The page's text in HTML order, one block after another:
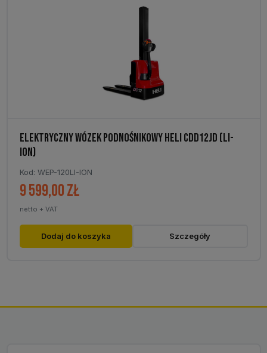
ELEKTRYCZNY WÓZEK PODNOŚNIKOWY HELI CDD12JD (LI-
ION)
Kod: WEP-120LI-ION
9 599,00zł
netto + VAT
Dodaj do koszyka Szczegóły